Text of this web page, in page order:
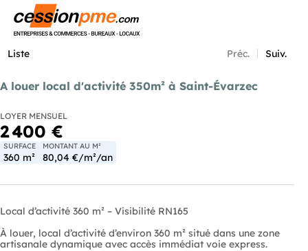
Liste Préc. Suiv.
A louer local d'activité 350m² à Saint-Évarzec
LOYER MENSUEL
2 400 €
SURFACE
360 m²
MONTANT AU M²
80,04 €/m²/an
Local d’activité 360 m² – Visibilité RN165
À louer, local d’activité d’environ 360 m² situé dans une zone
artisanale dynamique avec accès immédiat voie express.